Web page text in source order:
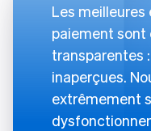
Les meilleures
paiement sont
transparentes
inaperçues.
extrêmement